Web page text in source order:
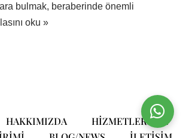
bulmak, beraberinde önemli
oku »
HAKKIMIZDA
HIZMETLERIMIZ